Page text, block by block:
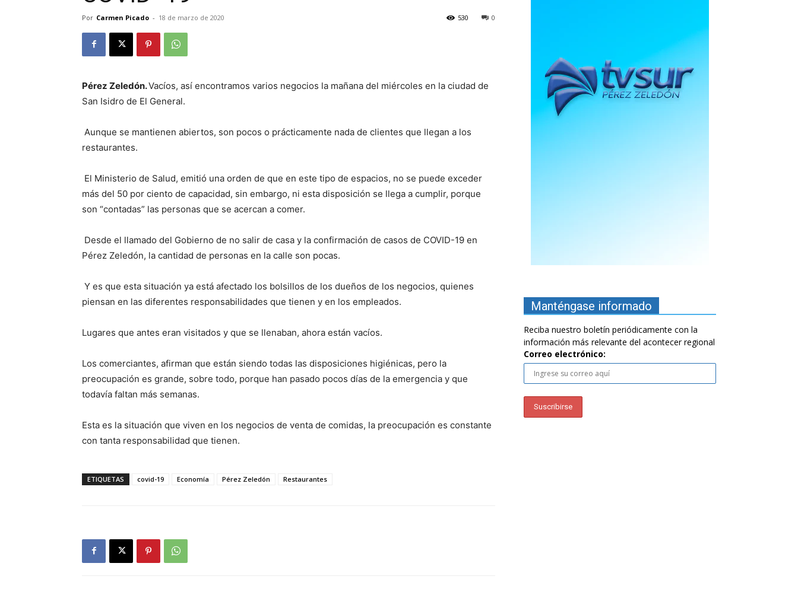
Por Carmen Picado - 18 de marzo de 2020 0
530
Pérez Zeledón.Vacíos, así encontramos varios negocios la mañana del miércoles en la ciudad de
San Isidro de El General.
Aunque se mantienen abiertos, son pocos o prácticamente nada de clientes que llegan a los
restaurantes.
El Ministerio de Salud, emitió una orden de que en este tipo de espacios, no se puede exceder
más del 50 por ciento de capacidad, sin embargo, ni esta disposición se llega a cumplir, porque
son “contadas” las personas que se acercan a comer.
Desde el llamado del Gobierno de no salir de casa y la confirmación de casos de COVID-19 en
Pérez Zeledón, la cantidad de personas en la calle son pocas.
Y es que esta situación ya está afectado los bolsillos de los dueños de los negocios, quienes
piensan en las diferentes responsabilidades que tienen y en los empleados.
Lugares que antes eran visitados y que se llenaban, ahora están vacíos.
Los comerciantes, afirman que están siendo todas las disposiciones higiénicas, pero la
preocupación es grande, sobre todo, porque han pasado pocos días de la emergencia y que
todavía faltan más semanas.
Esta es la situación que viven en los negocios de venta de comidas, la preocupación es constante
con tanta responsabilidad que tienen.
ETIQUETAS covid-19 Economía Pérez Zeledón Restaurantes
Manténgase informado
Reciba nuestro boletín periódicamente con la
información más relevante del acontecer regional
Correo electrónico: